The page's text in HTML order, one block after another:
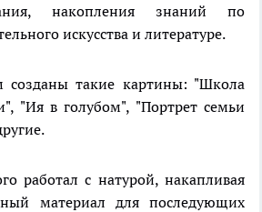
накопления знаний по
искусства и литературе.
такие картины: "Школа
"Ия в голубом", "Портрет семьи
работал с натурой, накапливая
материал для последующих